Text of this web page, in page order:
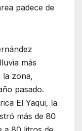
padece de
más
la zona,
pasado.
El Yaqui, la
más de 80